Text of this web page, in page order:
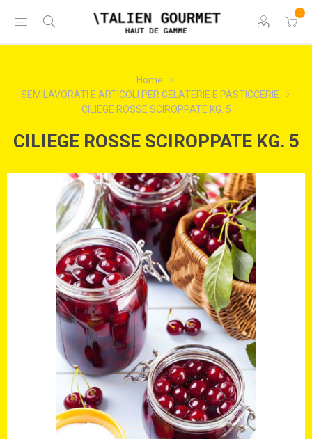
0
Home
SEMILAVORATI E ARTICOLI PER GELATERIE E PASTICCERIE
CILIEGE ROSSE SCIROPPATE KG. 5
CILIEGE ROSSE SCIROPPATE KG. 5